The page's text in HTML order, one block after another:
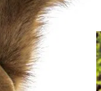
Stachelrücken